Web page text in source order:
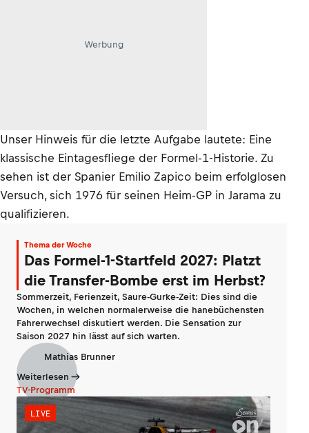
Werbung
Unser Hinweis für die letzte Aufgabe lautete: Eine
klassische Eintagesfliege der Formel-1-Historie. Zu
sehen ist der Spanier Emilio Zapico beim erfolglosen
Versuch, sich 1976 für seinen Heim-GP in Jarama zu
qualifizieren.
Thema der Woche
Das Formel-1-Startfeld 2027: Platzt
die Transfer-Bombe erst im Herbst?
Sommerzeit, Ferienzeit, Saure-Gurke-Zeit: Dies sind die
Wochen, in welchen normalerweise die hanebüchensten
Fahrerwechsel diskutiert werden. Die Sensation zur
Saison 2027 hin lässt auf sich warten.
Mathias Brunner
Weiterlesen
TV-Programm
LIVE